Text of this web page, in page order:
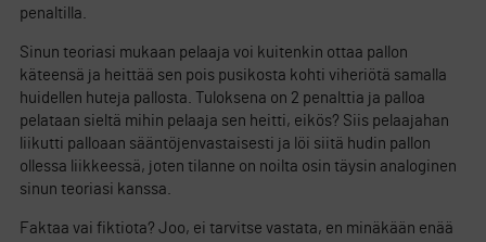
penaltilla.
Sinun teoriasi mukaan pelaaja voi kuitenkin ottaa pallon
käteensä ja heittää sen pois pusikosta kohti viheriötä samalla
huidellen huteja pallosta. Tuloksena on 2 penalttia ja palloa
pelataan sieltä mihin pelaaja sen heitti, eikös? Siis pelaajahan
liikutti palloaan sääntöjenvastaisesti ja löi siitä hudin pallon
ollessa liikkeessä, joten tilanne on noilta osin täysin analoginen
sinun teoriasi kanssa.
Faktaa vai fiktiota? Joo, ei tarvitse vastata, en minäkään enää